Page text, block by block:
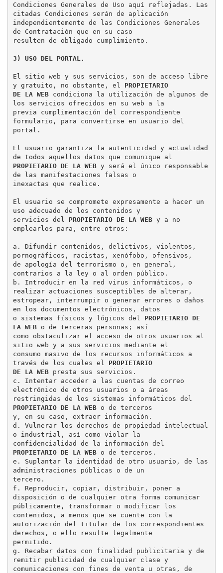
Condiciones Generales de Uso aquí reflejadas. Las
citadas Condiciones serán de aplicación
independientemente de las Condiciones Generales
de Contratación que en su caso
resulten de obligado cumplimiento.
3) USO DEL PORTAL.
El sitio web y sus servicios, son de acceso libre
y gratuito, no obstante, el PROPIETARIO
DE LA WEB condiciona la utilización de algunos de
los servicios ofrecidos en su web a la
previa cumplimentación del correspondiente
formulario, para convertirse en usuario del
portal.
El usuario garantiza la autenticidad y actualidad
PROPIETARIO DE LA WEB y será el único responsable
de las manifestaciones falsas o
inexactas que realice.
El usuario se compromete expresamente a hacer un
uso adecuado de los contenidos y
servicios del PROPIETARIO DE LA WEB y a no
emplearlos para, entre otros:
a. Difundir contenidos, delictivos, violentos,
pornográficos, racistas, xenófobo, ofensivos,
de apología del terrorismo o, en general,
contrarios a la ley o al orden público.
b. Introducir en la red virus informáticos, o
realizar actuaciones susceptibles de alterar,
estropear, interrumpir o generar errores o daños
en los documentos electrónicos, datos
o sistemas físicos y lógicos del PROPIETARIO DE
LA WEB o de terceras personas; así
como obstaculizar el acceso de otros usuarios al
sitio web y a sus servicios mediante el
consumo masivo de los recursos informáticos a
través de los cuales el PROPIETARIO
DE LA WEB presta sus servicios.
c. Intentar acceder a las cuentas de correo
electrónico de otros usuarios o a áreas
PROPIETARIO DE LA WEB o de terceros
y, en su caso, extraer información.
d. Vulnerar los derechos de propiedad intelectual
o industrial, así como violar la
PROPIETARIO DE LA WEB o de terceros.
e. Suplantar la identidad de otro usuario, de las
administraciones públicas o de un
tercero.
f. Reproducir, copiar, distribuir, poner a
disposición o de cualquier otra forma comunicar
públicamente, transformar o modificar los
contenidos, a menos que se cuente con la
autorización del titular de los correspondientes
derechos, o ello resulte legalmente
permitido.
g. Recabar datos con finalidad publicitaria y de
remitir publicidad de cualquier clase y
comunicaciones con fines de venta u otras, de